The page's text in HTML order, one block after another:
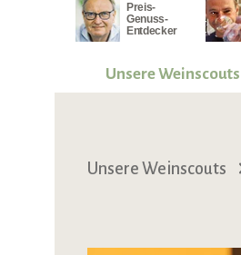
Preis-
Genuss-
Entdecker
Unsere Weinscouts
Unsere Weinscouts